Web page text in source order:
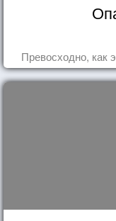
Превосходно, как